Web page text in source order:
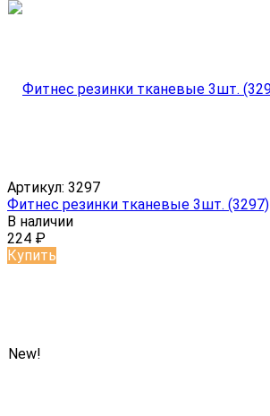
Артикул: 3297
Фитнес резинки тканевые 3шт. (3297)
В наличии
224 ₽
Купить
New!